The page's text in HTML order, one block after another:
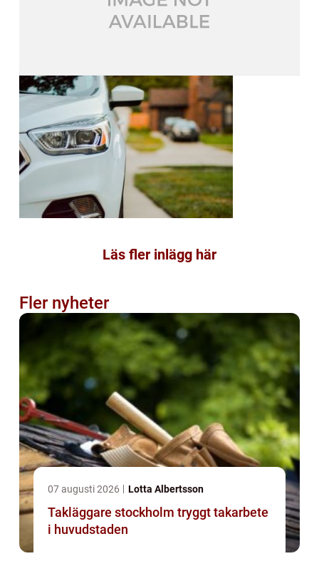
Läs fler inlägg här
Fler nyheter
07 augusti 2026 Lotta Albertsson
Takläggare stockholm tryggt takarbete
i huvudstaden